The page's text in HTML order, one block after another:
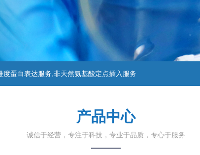
蛋白表达服务,非天然氨基酸定点插入服务
产品中心
诚信于经营，专注于科技，专业于品质，专心于服务